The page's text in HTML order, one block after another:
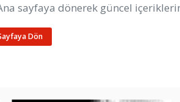
sayfaya dönerek güncel
Dön